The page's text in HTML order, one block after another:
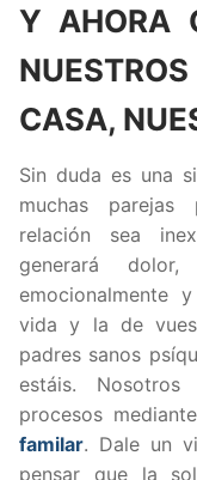
Y AHORA
CASA,
Sin duda es una
muchas parejas
relación sea
generará
emocionalmente
vida y la de
padres sanos
estáis.
procesos mediante
familar. Dale un
pensar que la